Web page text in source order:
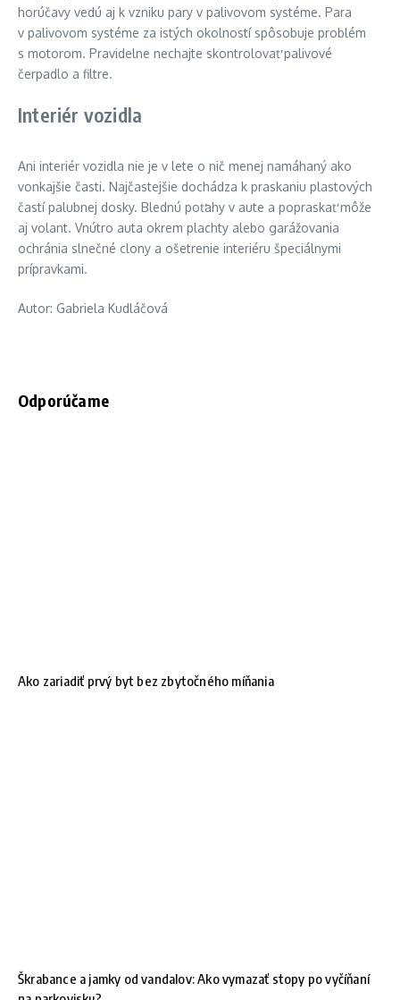
horúčavy vedú aj k vzniku pary v palivovom systéme. Para
v palivovom systéme za istých okolností spôsobuje problém
s motorom. Pravidelne nechajte skontrolovať palivové
čerpadlo a filtre.
Interiér vozidla
Ani interiér vozidla nie je v lete o nič menej namáhaný ako
vonkajšie časti. Najčastejšie dochádza k praskaniu plastových
častí palubnej dosky. Blednú poťahy v aute a popraskať môže
aj volant. Vnútro auta okrem plachty alebo garážovania
ochránia slnečné clony a ošetrenie interiéru špeciálnymi
prípravkami.
Autor: Gabriela Kudláčová
Odporúčame
Ako zariadiť prvý byt bez zbytočného míňania
Škrabance a jamky od vandalov: Ako vymazať stopy po vyčíňaní